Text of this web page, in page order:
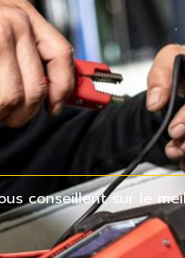
conseillent sur le